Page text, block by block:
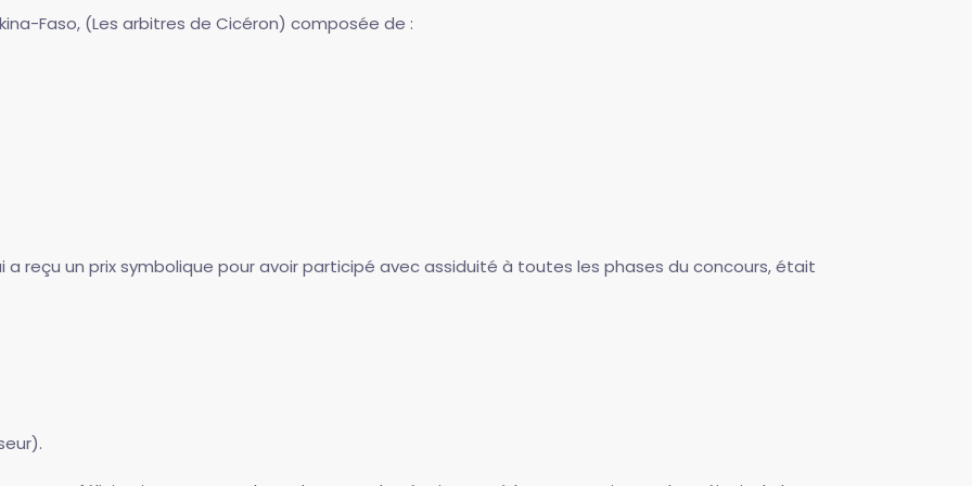
Faso, (Les arbitres de Cicéron) composée de :
a reçu un prix symbolique pour avoir participé avec assiduité à toutes les phases du concours, était